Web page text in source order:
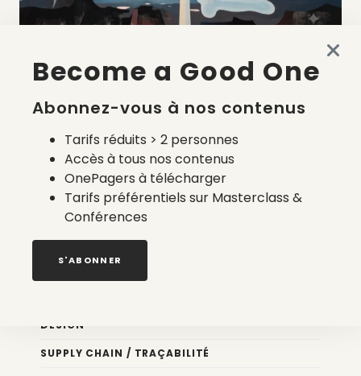
La liste des prestataires du bilan carbone d’une marque
de mode
2 août 2026
DESIGN
SUPPLY CHAIN / TRAÇABILITÉ
Become a Good One
Abonnez-vous à nos contenus
Tarifs réduits > 2 personnes
Accès à tous nos contenus
OnePagers à télécharger
Tarifs préférentiels sur Masterclass &
Conférences
S'ABONNER